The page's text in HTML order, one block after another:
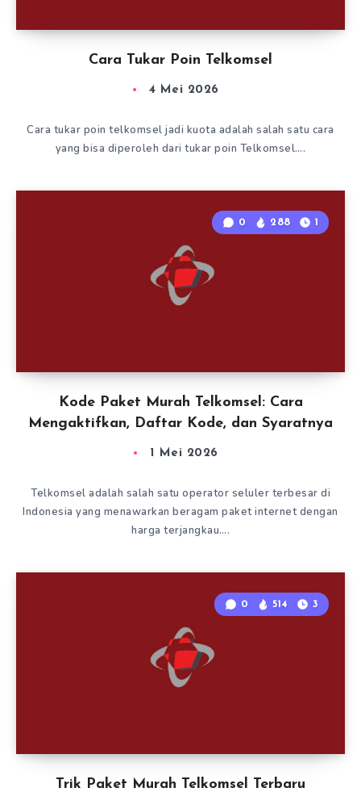
Cara Tukar Poin Telkomsel
4 Mei 2026
Cara tukar poin telkomsel jadi kuota adalah salah satu cara
yang bisa diperoleh dari tukar poin Telkomsel….
Kode Paket Murah Telkomsel: Cara
Mengaktifkan, Daftar Kode, dan Syaratnya
0 288 1
1 Mei 2026
Telkomsel adalah salah satu operator seluler terbesar di
Indonesia yang menawarkan beragam paket internet dengan
harga terjangkau….
Trik Paket Murah Telkomsel Terbaru
0 514 3